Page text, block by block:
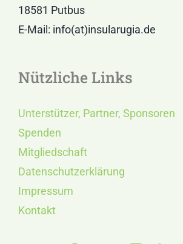
18581 Putbus
E-Mail: info(at)insularugia.de
Nützliche Links
Unterstützer, Partner, Sponsoren
Spenden
Mitgliedschaft
Datenschutzerklärung
Impressum
Kontakt